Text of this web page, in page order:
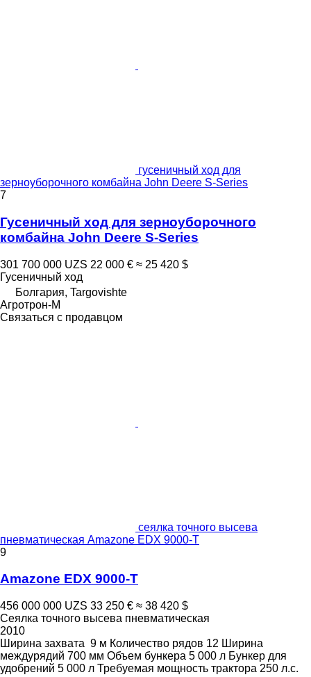
гусеничный ход для
зерноуборочного комбайна John Deere S-Series
7
Гусеничный ход для зерноуборочного
комбайна John Deere S-Series
301 700 000 UZS 22 000 € ≈ 25 420 $
Гусеничный ход
Болгария, Targovishte
Агротрон-М
Связаться с продавцом
сеялка точного высева
пневматическая Amazone EDX 9000-T
9
Amazone EDX 9000-T
456 000 000 UZS 33 250 € ≈ 38 420 $
Сеялка точного высева пневматическая
2010
Ширина захвата 9 м Количество рядов 12 Ширина
междурядий 700 мм Объем бункера 5 000 л Бункер для
удобрений 5 000 л Требуемая мощность трактора 250 л.с.